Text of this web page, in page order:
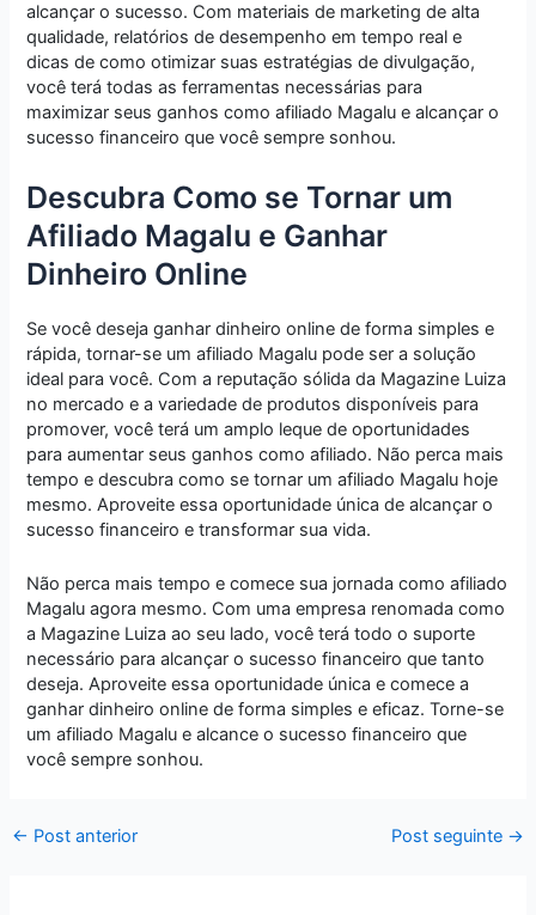
alcançar o sucesso. Com materiais de marketing de alta
qualidade, relatórios de desempenho em tempo real e
dicas de como otimizar suas estratégias de divulgação,
você terá todas as ferramentas necessárias para
maximizar seus ganhos como afiliado Magalu e alcançar o
sucesso financeiro que você sempre sonhou.
Descubra Como se Tornar um
Afiliado Magalu e Ganhar
Dinheiro Online
Se você deseja ganhar dinheiro online de forma simples e
rápida, tornar-se um afiliado Magalu pode ser a solução
ideal para você. Com a reputação sólida da Magazine Luiza
no mercado e a variedade de produtos disponíveis para
promover, você terá um amplo leque de oportunidades
para aumentar seus ganhos como afiliado. Não perca mais
tempo e descubra como se tornar um afiliado Magalu hoje
mesmo. Aproveite essa oportunidade única de alcançar o
sucesso financeiro e transformar sua vida.
Não perca mais tempo e comece sua jornada como afiliado
Magalu agora mesmo. Com uma empresa renomada como
a Magazine Luiza ao seu lado, você terá todo o suporte
necessário para alcançar o sucesso financeiro que tanto
deseja. Aproveite essa oportunidade única e comece a
ganhar dinheiro online de forma simples e eficaz. Torne-se
um afiliado Magalu e alcance o sucesso financeiro que
você sempre sonhou.
← Post anterior Post seguinte →